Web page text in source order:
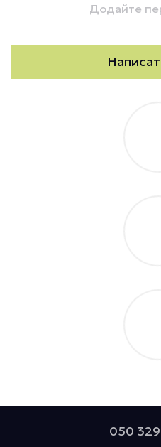
Додайте
050